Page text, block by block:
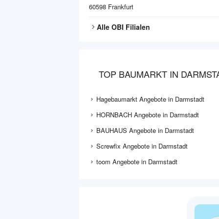
60598 Frankfurt
Alle OBI Filialen
TOP BAUMARKT IN
Hagebaumarkt Angebote in Darmstadt
HORNBACH Angebote in Darmstadt
BAUHAUS Angebote in Darmstadt
Screwfix Angebote in Darmstadt
toom Angebote in Darmstadt